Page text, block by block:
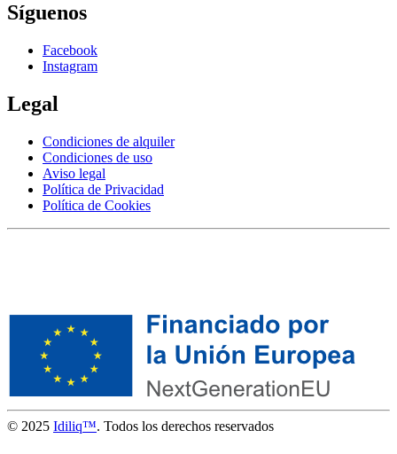
Síguenos
Facebook
Instagram
Legal
Condiciones de alquiler
Condiciones de uso
Aviso legal
Política de Privacidad
Política de Cookies
© 2025 Idiliq™. Todos los derechos reservados